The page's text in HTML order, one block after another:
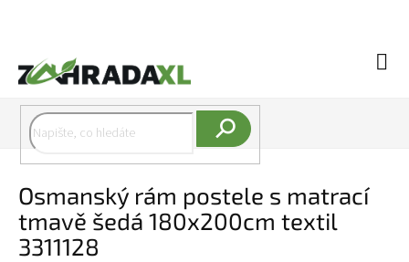
Osmanský rám postele s matrací
tmavě šedá 180x200cm textil
3311128